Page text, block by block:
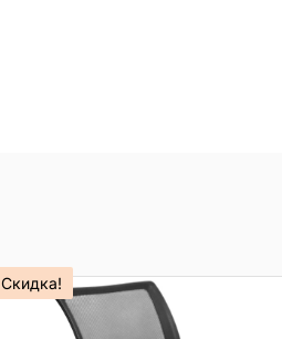
Скидка!